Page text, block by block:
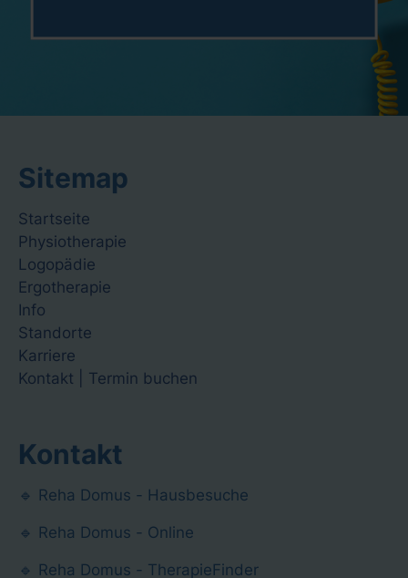
Sitemap
Navigation
überspringen
Startseite
Physiotherapie
Logopädie
Ergotherapie
Info
Standorte
Karriere
Kontakt | Termin buchen
Kontakt
🔹 Reha Domus - Hausbesuche
🔹 Reha Domus - Online
🔹 Reha Domus - TherapieFinder